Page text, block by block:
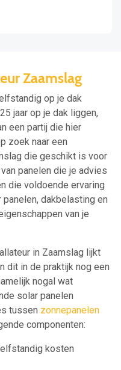
Zaamslag
op je dak
jaar op je dak liggen,
een partij die hier
zoek naar een
die geschikt is voor
panelen die je advies
die voldoende ervaring
dakbelasting en
van je
in Zaamslag lijkt
dit in de praktijk nog een
nogal wat
solar panelen
tussen zonnepanelen
componenten:
kosten